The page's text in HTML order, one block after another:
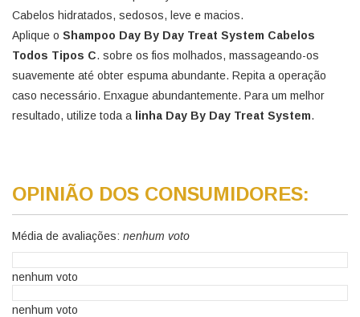
Cabelos hidratados, sedosos, leve e macios.
Aplique o Shampoo Day By Day Treat System Cabelos
Todos Tipos C. sobre os fios molhados, massageando-os
suavemente até obter espuma abundante. Repita a operação
caso necessário. Enxague abundantemente. Para um melhor
resultado, utilize toda a linha Day By Day Treat System.
OPINIÃO DOS CONSUMIDORES:
Média de avaliações: nenhum voto
nenhum voto
nenhum voto